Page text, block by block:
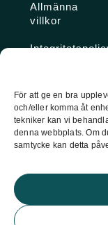
För att ge en bra
och/eller komma åt
tekniker kan vi
denna webbplats. Om
samtycke kan detta
Allmänna
villkor
Konto
★